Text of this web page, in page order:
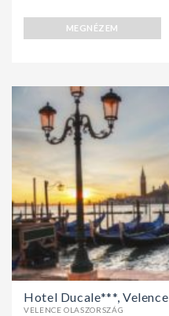
MEGNÉZEM
Hotel Ducale***, Velence
VELENCE OLASZORSZÁG